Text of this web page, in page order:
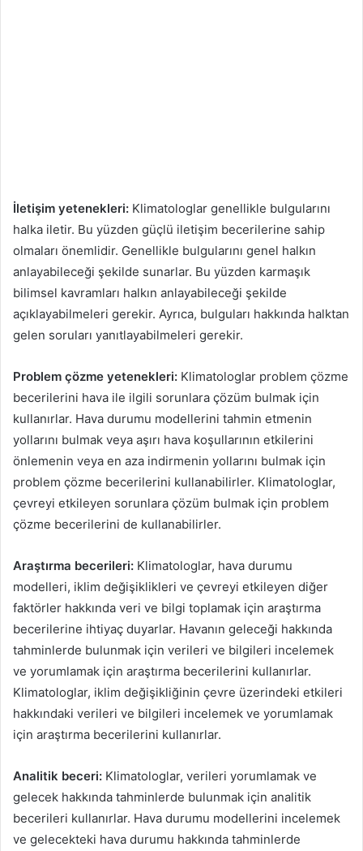
İletişim yetenekleri: Klimatologlar genellikle bulgularını
halka iletir. Bu yüzden güçlü iletişim becerilerine sahip
olmaları önemlidir. Genellikle bulgularını genel halkın
anlayabileceği şekilde sunarlar. Bu yüzden karmaşık
bilimsel kavramları halkın anlayabileceği şekilde
açıklayabilmeleri gerekir. Ayrıca, bulguları hakkında halktan
gelen soruları yanıtlayabilmeleri gerekir.
Problem çözme yetenekleri: Klimatologlar problem çözme
becerilerini hava ile ilgili sorunlara çözüm bulmak için
kullanırlar. Hava durumu modellerini tahmin etmenin
yollarını bulmak veya aşırı hava koşullarının etkilerini
önlemenin veya en aza indirmenin yollarını bulmak için
problem çözme becerilerini kullanabilirler. Klimatologlar,
çevreyi etkileyen sorunlara çözüm bulmak için problem
çözme becerilerini de kullanabilirler.
Araştırma becerileri: Klimatologlar, hava durumu
modelleri, iklim değişiklikleri ve çevreyi etkileyen diğer
faktörler hakkında veri ve bilgi toplamak için araştırma
becerilerine ihtiyaç duyarlar. Havanın geleceği hakkında
tahminlerde bulunmak için verileri ve bilgileri incelemek
ve yorumlamak için araştırma becerilerini kullanırlar.
Klimatologlar, iklim değişikliğinin çevre üzerindeki etkileri
hakkındaki verileri ve bilgileri incelemek ve yorumlamak
için araştırma becerilerini kullanırlar.
Analitik beceri: Klimatologlar, verileri yorumlamak ve
gelecek hakkında tahminlerde bulunmak için analitik
becerileri kullanırlar. Hava durumu modellerini incelemek
ve gelecekteki hava durumu hakkında tahminlerde